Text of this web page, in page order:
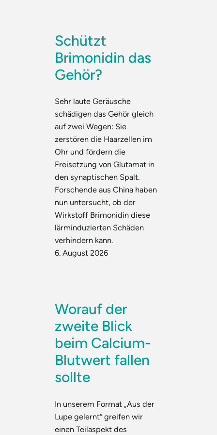
Schützt
Brimonidin das
Gehör?
Sehr laute Geräusche
schädigen das Gehör gleich
auf zwei Wegen: Sie
zerstören die Haarzellen im
Ohr und fördern die
Freisetzung von Glutamat in
den synaptischen Spalt.
Forschende aus China haben
nun untersucht, ob der
Wirkstoff Brimonidin diese
lärminduzierten Schäden
verhindern kann.
6. August 2026
Worauf der
zweite Blick
beim Calcium-
Blutwert fallen
sollte
In unserem Format „Aus der
Lupe gelernt“ greifen wir
einen Teilaspekt des